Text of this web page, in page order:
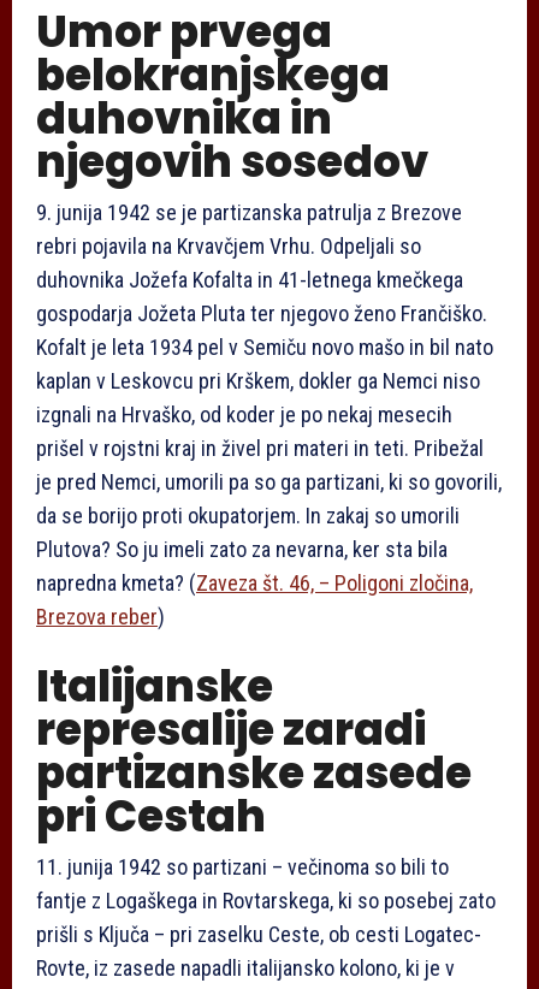
Umor prvega
belokranjskega
duhovnika in
njegovih sosedov
9. junija 1942 se je partizanska patrulja z Brezove
rebri pojavila na Krvavčjem Vrhu. Odpeljali so
duhovnika Jožefa Kofalta in 41-letnega kmečkega
gospodarja Jožeta Pluta ter njegovo ženo Frančiško.
Kofalt je leta 1934 pel v Semiču novo mašo in bil nato
kaplan v Leskovcu pri Krškem, dokler ga Nemci niso
izgnali na Hrvaško, od koder je po nekaj mesecih
prišel v rojstni kraj in živel pri materi in teti. Pribežal
je pred Nemci, umorili pa so ga partizani, ki so govorili,
da se borijo proti okupatorjem. In zakaj so umorili
Plutova? So ju imeli zato za nevarna, ker sta bila
napredna kmeta? (Zaveza št. 46, – Poligoni zločina,
Brezova reber)
Italijanske
represalije zaradi
partizanske zasede
pri Cestah
11. junija 1942 so partizani – večinoma so bili to
fantje z Logaškega in Rovtarskega, ki so posebej zato
prišli s Ključa – pri zaselku Ceste, ob cesti Logatec-
Rovte, iz zasede napadli italijansko kolono, ki je v